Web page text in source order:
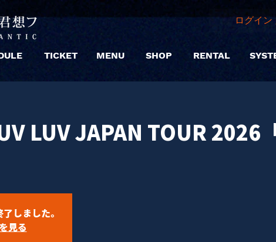
TICKET MENU SHOP
ログイ
RENTAL
LUV JAPAN TOUR 2026
しました。
見る